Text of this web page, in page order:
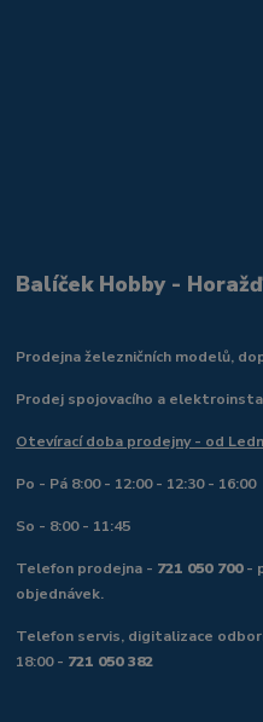
Balíček Hobby -
Prodejna železničních modelů,
Prodej spojovacího a
Otevírací doba prodejny - od
Po - Pá 8:00 - 12:00 - 12:30 - 16:00
So - 8:00 - 11:45
Telefon prodejna - 721 050 700-
objednávek.
Telefon servis, digitalizace
18:00 - 721 050 382